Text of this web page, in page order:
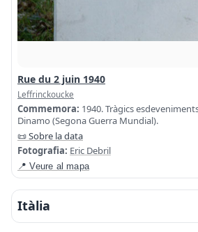
Rue du 2 juin 1940
Leffrinckoucke
Commemora: 1940. Tràgics
Dinamo (Segona Guerra Mundial).
📜 Sobre la data
Fotografia: Eric Debril
📍 Veure al mapa
Itàlia